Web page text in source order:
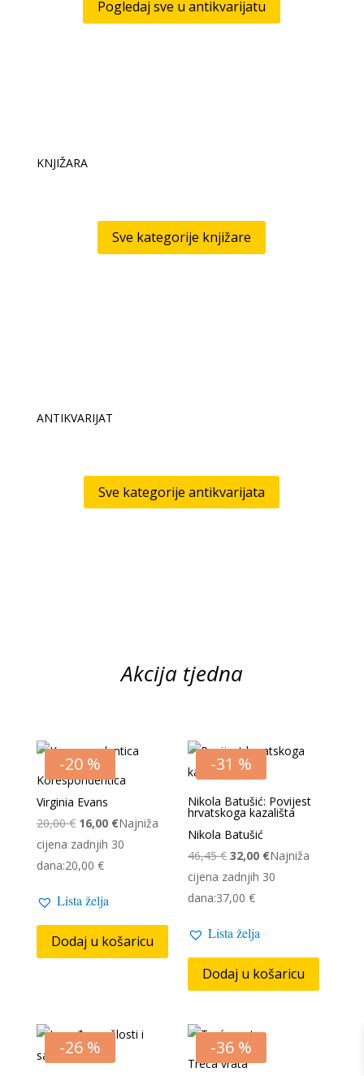
Pogledaj sve u antikvarijatu
KNJIŽARA
Sve kategorije knjižare
ANTIKVARIJAT
Sve kategorije antikvarijata
Akcija tjedna
-20 %
Korespondentica
Virginia Evans
20,00€ Izvorna
cijena
bila
20,00 €.
16,00 €Trenutna
cijena
Najniža
cijena zadnjih 30
dana:20,00 €
Lista želja
Dodaj u košaricu
-31 %
Nikola Batušić: Povijest
hrvatskoga kazališta
Nikola Batušić
46,45€ Izvorna
cijena
bila
46,45 €.
32,00 €Trenutna
cijena
Najniža
cijena zadnjih 30
dana:37,00€
Lista želja
Dodaj u košaricu
-26 % -36 %
Treća vrata